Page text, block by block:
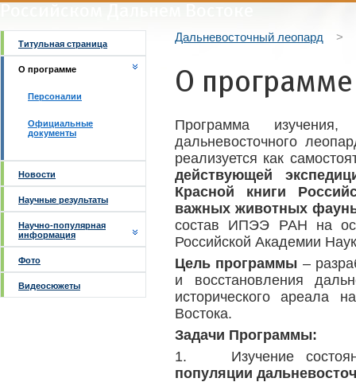
Титульная страница
О программе
Персоналии
Официальные
документы
Новости
Научные результаты
Научно-популярная
информация
Фото
Видеосюжеты
Дальневосточный леопард >
О программе
Программа
дальневосточного
реализуется как
действующей
Красной книги
важных животных
состав ИПЭЭ РАН на
Российской Академии
Цель программы –
и восстановления
исторического ареала
Востока.
Задачи Программы:
1. Изучение
популяции